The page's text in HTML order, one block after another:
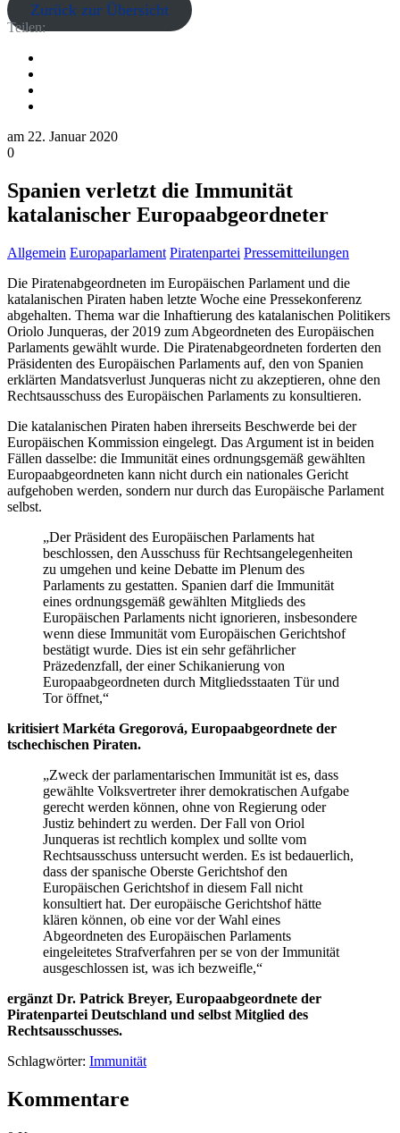
Zurück zur Übersicht
Teilen:
am 22. Januar 2020
0
Spanien verletzt die Immunität
katalanischer Europaabgeordneter
Allgemein Europaparlament Piratenpartei Pressemitteilungen
Die Piratenabgeordneten im Europäischen Parlament und die
katalanischen Piraten haben letzte Woche eine Pressekonferenz
abgehalten. Thema war die Inhaftierung des katalanischen Politikers
Oriolo Junqueras, der 2019 zum Abgeordneten des Europäischen
Parlaments gewählt wurde. Die Piratenabgeordneten forderten den
Präsidenten des Europäischen Parlaments auf, den von Spanien
erklärten Mandatsverlust Junqueras nicht zu akzeptieren, ohne den
Rechtsausschuss des Europäischen Parlaments zu konsultieren.
Die katalanischen Piraten haben ihrerseits Beschwerde bei der
Europäischen Kommission eingelegt. Das Argument ist in beiden
Fällen dasselbe: die Immunität eines ordnungsgemäß gewählten
Europaabgeordneten kann nicht durch ein nationales Gericht
aufgehoben werden, sondern nur durch das Europäische Parlament
selbst.
„Der Präsident des Europäischen Parlaments hat
beschlossen, den Ausschuss für Rechtsangelegenheiten
zu umgehen und keine Debatte im Plenum des
Parlaments zu gestatten. Spanien darf die Immunität
eines ordnungsgemäß gewählten Mitglieds des
Europäischen Parlaments nicht ignorieren, insbesondere
wenn diese Immunität vom Europäischen Gerichtshof
bestätigt wurde. Dies ist ein sehr gefährlicher
Präzedenzfall, der einer Schikanierung von
Europaabgeordneten durch Mitgliedsstaaten Tür und
Tor öffnet,“
kritisiert Markéta Gregorová, Europaabgeordnete der
tschechischen Piraten.
„Zweck der parlamentarischen Immunität ist es, dass
gewählte Volksvertreter ihrer demokratischen Aufgabe
gerecht werden können, ohne von Regierung oder
Justiz behindert zu werden. Der Fall von Oriol
Junqueras ist rechtlich komplex und sollte vom
Rechtsausschuss untersucht werden. Es ist bedauerlich,
dass der spanische Oberste Gerichtshof den
Europäischen Gerichtshof in diesem Fall nicht
konsultiert hat. Der europäische Gerichtshof hätte
klären können, ob eine vor der Wahl eines
Abgeordneten des Europäischen Parlaments
eingeleitetes Strafverfahren per se von der Immunität
ausgeschlossen ist, was ich bezweifle,“
ergänzt Dr. Patrick Breyer, Europaabgeordnete der
Piratenpartei Deutschland und selbst Mitglied des
Rechtsausschusses.
Schlagwörter: Immunität
Kommentare